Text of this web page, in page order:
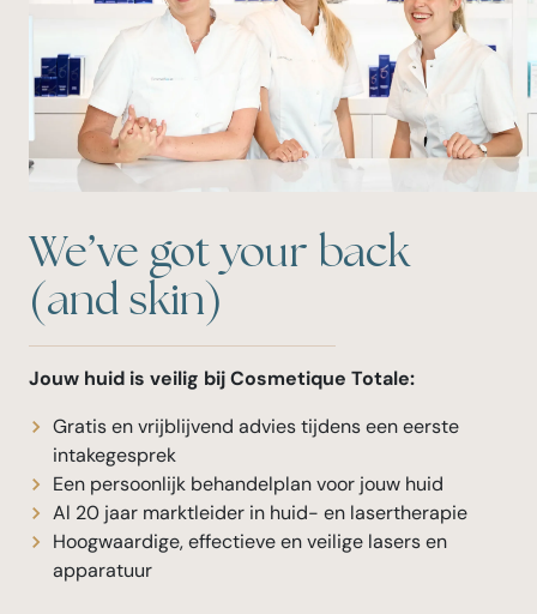
We’ve got your back
(and skin)
Jouw huid is veilig bij Cosmetique Totale:
Gratis en vrijblijvend advies tijdens een eerste
intakegesprek
Een persoonlijk behandelplan voor jouw huid
Al 20 jaar marktleider in huid- en lasertherapie
Hoogwaardige, effectieve en veilige lasers en
apparatuur